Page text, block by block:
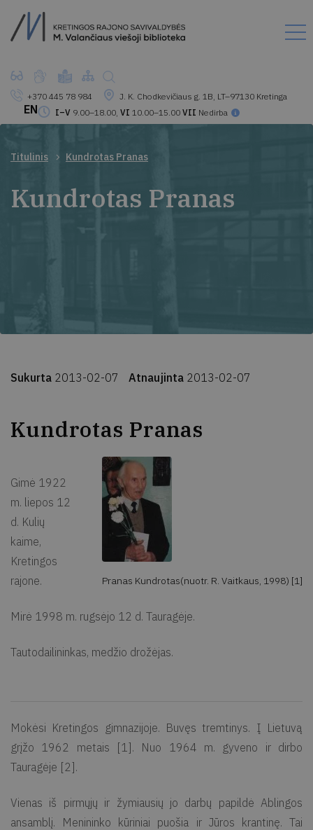
+370 445 78 984
J. K. Chodkevičiaus g. 1B, LT–97130 Kretinga
I–V 9.00–18.00, VI 10.00–15.00 VII Nedirba
EN
Titulinis Kundrotas Pranas
Kundrotas Pranas
Sukurta 2013-02-07 Atnaujinta 2013-02-07
Kundrotas Pranas
Pranas Kundrotas(nuotr. R. Vaitkaus, 1998) [1]
Gimė 1922
m. liepos 12
d. Kulių
kaime,
Kretingos
rajone.
Mirė 1998 m. rugsėjo 12 d. Tauragėje.
Tautodailininkas, medžio drožėjas.
Mokėsi Kretingos gimnazijoje. Buvęs tremtinys. Į Lietuvą
grįžo 1962 metais [1]. Nuo 1964 m. gyveno ir dirbo
Tauragėje [2].
Vienas iš pirmųjų ir žymiausių jo darbų papildė Ablingos
ansamblį. Menininko kūriniai puošia ir Jūros krantinę. Tai